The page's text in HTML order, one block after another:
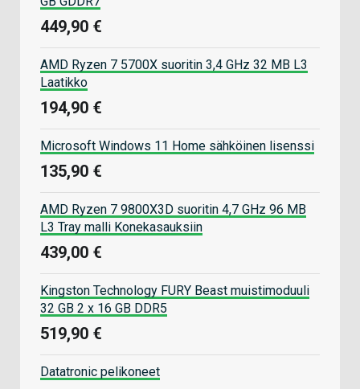
449,90 €
AMD Ryzen 7 5700X suoritin 3,4 GHz 32 MB L3
Laatikko
194,90 €
Microsoft Windows 11 Home sähköinen lisenssi
135,90 €
AMD Ryzen 7 9800X3D suoritin 4,7 GHz 96 MB
L3 Tray malli Konekasauksiin
439,00 €
Kingston Technology FURY Beast muistimoduuli
32 GB 2 x 16 GB DDR5
519,90 €
Datatronic pelikoneet